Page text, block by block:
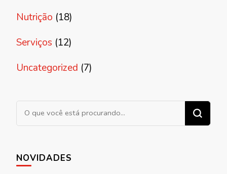
Nutrição (18)
Serviços (12)
Uncategorized (7)
Procurando algo?
NOVIDADES